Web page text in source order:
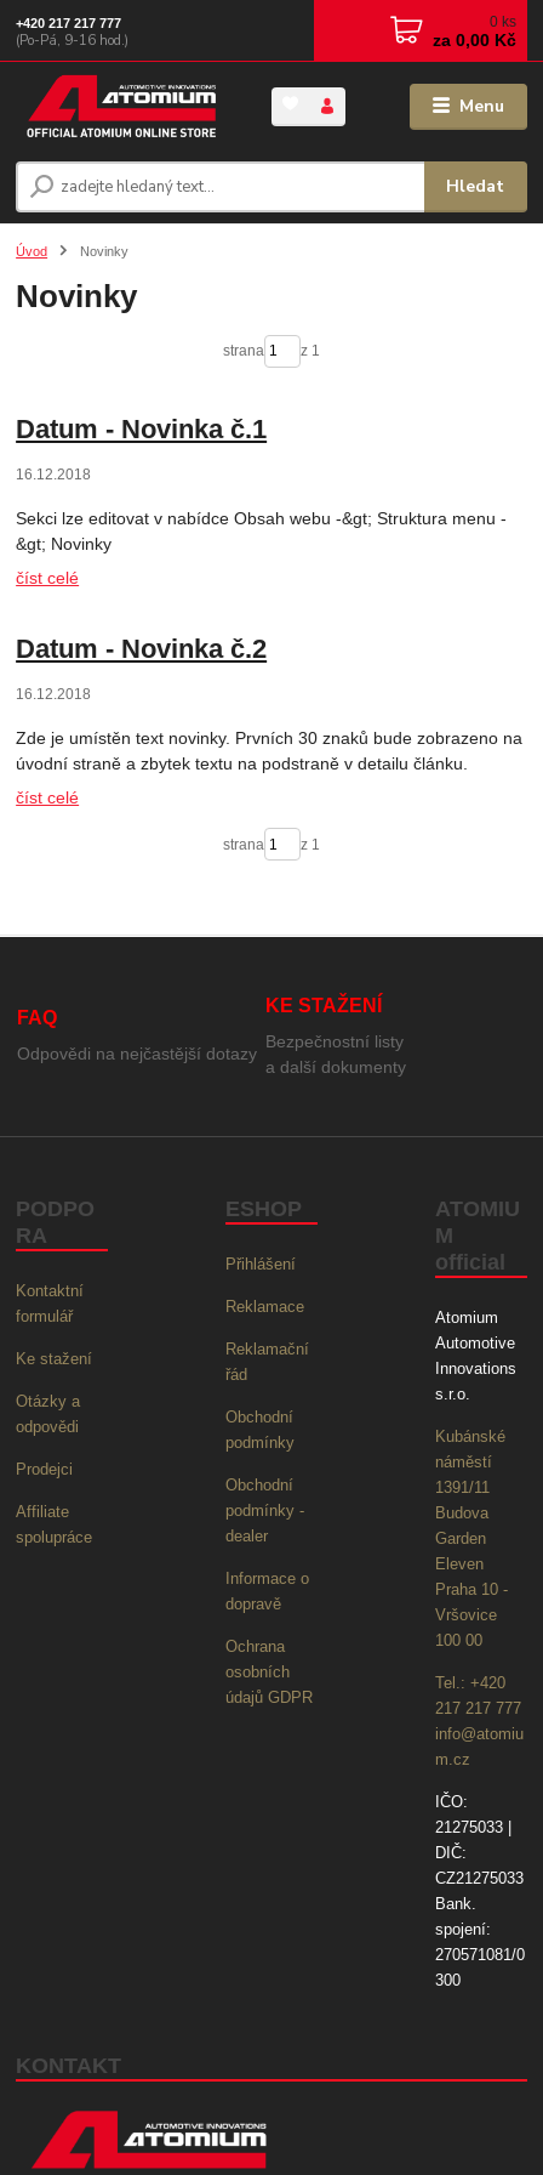
Menu
Hledat
+420 217 217 777
(Po-Pá, 9-16 hod.)
0 ks
za 0,00 Kč
Úvod Novinky
Novinky
strana z 1
Datum - Novinka č.1
16.12.2018
Sekci lze editovat v nabídce Obsah webu -&gt; Struktura menu -
&gt; Novinky
číst celé
Datum - Novinka č.2
16.12.2018
Zde je umístěn text novinky. Prvních 30 znaků bude zobrazeno na
úvodní straně a zbytek textu na podstraně v detailu článku.
číst celé
strana z 1
FAQ
Odpovědi na nejčastější dotazy
KE STAŽENÍ
Bezpečnostní listy
a další dokumenty
PODPO
RA
Kontaktní
formulář
Ke stažení
Otázky a
odpovědi
Prodejci
Affiliate
spolupráce
ESHOP
Přihlášení
Reklamace
Reklamační
řád
Obchodní
podmínky
Obchodní
podmínky -
dealer
Informace o
dopravě
Ochrana
osobních
údajů GDPR
ATOMIU
M
official
Atomium
Automotive
Innovations
s.r.o.
Kubánské
náměstí
1391/11
Budova
Garden
Eleven
Praha 10 -
Vršovice
100 00
Tel.: +420
217 217 777
info@atomiu
m.cz
IČO:
21275033 |
DIČ:
CZ21275033
Bank.
spojení:
270571081/0
300
KONTAKT